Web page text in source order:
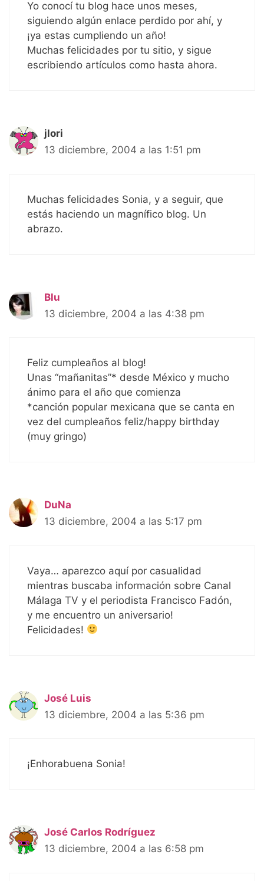
Yo conocí tu blog hace unos meses,
siguiendo algún enlace perdido por ahí, y
¡ya estas cumpliendo un año!
Muchas felicidades por tu sitio, y sigue
escribiendo artículos como hasta ahora.
jlori
13 diciembre, 2004 a las 1:51 pm
Muchas felicidades Sonia, y a seguir, que
estás haciendo un magnífico blog. Un
abrazo.
Blu
13 diciembre, 2004 a las 4:38 pm
Feliz cumpleaños al blog!
Unas “mañanitas”* desde México y mucho
ánimo para el año que comienza
*canción popular mexicana que se canta en
vez del cumpleaños feliz/happy birthday
(muy gringo)
DuNa
13 diciembre, 2004 a las 5:17 pm
Vaya… aparezco aquí por casualidad
mientras buscaba información sobre Canal
Málaga TV y el periodista Francisco Fadón,
y me encuentro un aniversario!
Felicidades!
José Luis
13 diciembre, 2004 a las 5:36 pm
¡Enhorabuena Sonia!
José Carlos Rodríguez
13 diciembre, 2004 a las 6:58 pm